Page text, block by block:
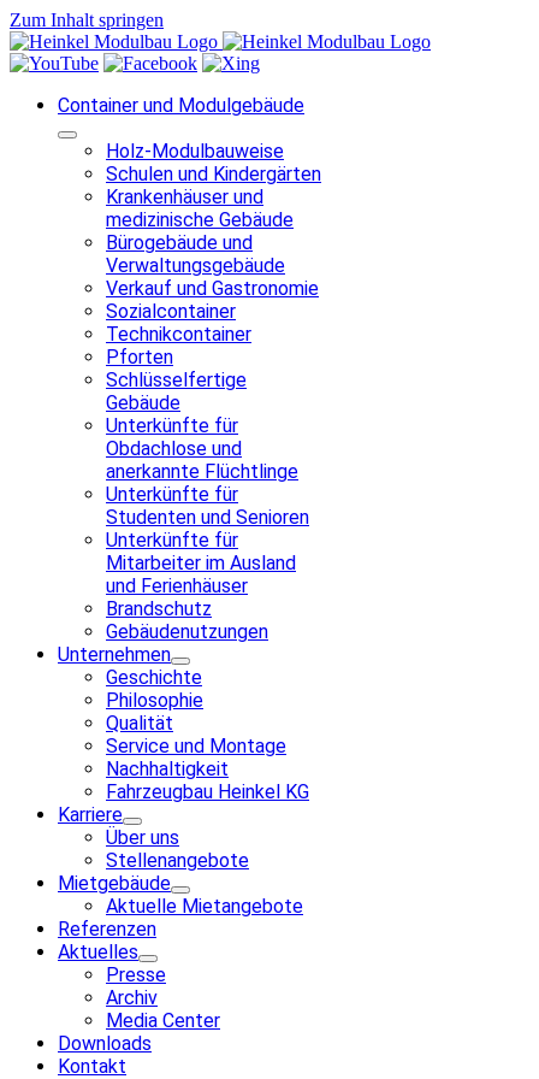
Zum Inhalt springen
Container und Modulgebäude
Holz-Modulbauweise
Schulen und Kindergärten
Krankenhäuser und
medizinische Gebäude
Bürogebäude und
Verwaltungsgebäude
Verkauf und Gastronomie
Sozialcontainer
Technikcontainer
Pforten
Schlüsselfertige
Gebäude
Unterkünfte für
Obdachlose und
anerkannte Flüchtlinge
Unterkünfte für
Studenten und Senioren
Unterkünfte für
Mitarbeiter im Ausland
und Ferienhäuser
Brandschutz
Gebäudenutzungen
Unternehmen
Geschichte
Philosophie
Qualität
Service und Montage
Nachhaltigkeit
Fahrzeugbau Heinkel KG
Karriere
Über uns
Stellenangebote
Mietgebäude
Aktuelle Mietangebote
Referenzen
Aktuelles
Presse
Archiv
Media Center
Downloads
Kontakt